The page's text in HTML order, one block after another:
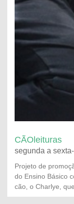
CÃOleituras
segunda a
Projeto de
do Ensino Básico
cão, o Charlye,